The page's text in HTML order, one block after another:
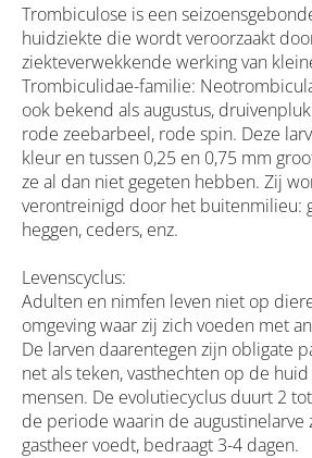
Trombiculose is een
huidziekte die wordt veroorzaakt
ziekteverwekkende werking van
Trombiculidae-familie:
ook bekend als augustus,
rode zeebarbeel, rode spin. Deze
kleur en tussen 0,25 en 0,75 mm
ze al dan niet gegeten hebben. Zij
verontreinigd door het buitenmilieu:
heggen, ceders, enz.
Levenscyclus:
Adulten en nimfen leven niet op
omgeving waar zij zich voeden met
De larven daarentegen zijn obligate
net als teken, vasthechten op de
mensen. De evolutiecyclus duurt 2
de periode waarin de augustinelarve
gastheer voedt, bedraagt 3-4 dagen.